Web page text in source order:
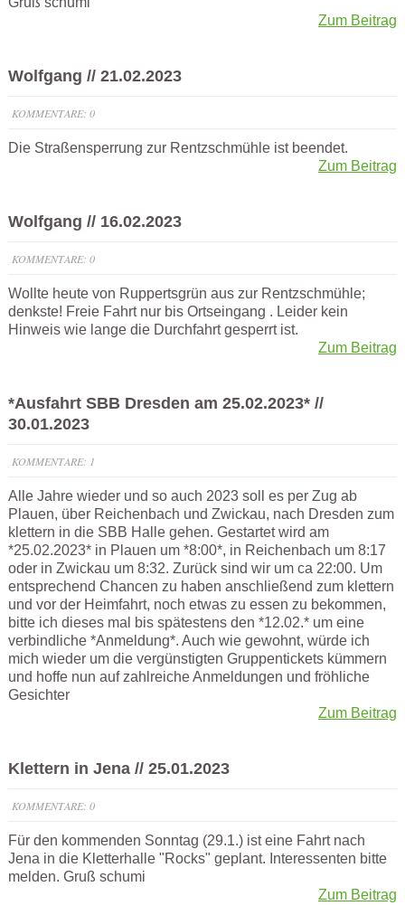
Zum Beitrag
Wolfgang // 21.02.2023
KOMMENTARE: 0
Die Straßensperrung zur Rentzschmühle ist beendet.
Zum Beitrag
Wolfgang // 16.02.2023
KOMMENTARE: 0
Wollte heute von Ruppertsgrün aus zur Rentzschmühle;
denkste! Freie Fahrt nur bis Ortseingang . Leider kein
Hinweis wie lange die Durchfahrt gesperrt ist.
Zum Beitrag
*Ausfahrt SBB Dresden am 25.02.2023* //
30.01.2023
KOMMENTARE: 1
Alle Jahre wieder und so auch 2023 soll es per Zug ab
Plauen, über Reichenbach und Zwickau, nach Dresden zum
klettern in die SBB Halle gehen. Gestartet wird am
*25.02.2023* in Plauen um *8:00*, in Reichenbach um 8:17
oder in Zwickau um 8:32. Zurück sind wir um ca 22:00. Um
entsprechend Chancen zu haben anschließend zum klettern
und vor der Heimfahrt, noch etwas zu essen zu bekommen,
bitte ich dieses mal bis spätestens den *12.02.* um eine
verbindliche *Anmeldung*. Auch wie gewohnt, würde ich
mich wieder um die vergünstigten Gruppentickets kümmern
und hoffe nun auf zahlreiche Anmeldungen und fröhliche
Gesichter
Zum Beitrag
Klettern in Jena // 25.01.2023
KOMMENTARE: 0
Für den kommenden Sonntag (29.1.) ist eine Fahrt nach
Jena in die Kletterhalle "Rocks" geplant. Interessenten bitte
melden. Gruß schumi
Zum Beitrag